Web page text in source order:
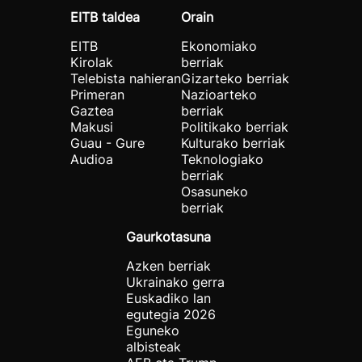
EITB taldea
EITB
Kirolak
Telebista nahieran
Primeran
Gaztea
Makusi
Guau - Gure
Audioa
Orain
Ekonomiako
berriak
Gizarteko berriak
Nazioarteko
berriak
Politikako berriak
Kulturako berriak
Teknologiako
berriak
Osasuneko
berriak
Gaurkotasuna
Azken berriak
Ukrainako gerra
Euskadiko lan
egutegia 2026
Eguneko
albisteak